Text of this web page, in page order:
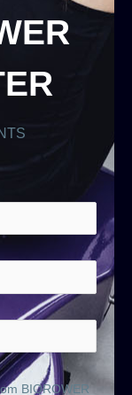
BIOROWER